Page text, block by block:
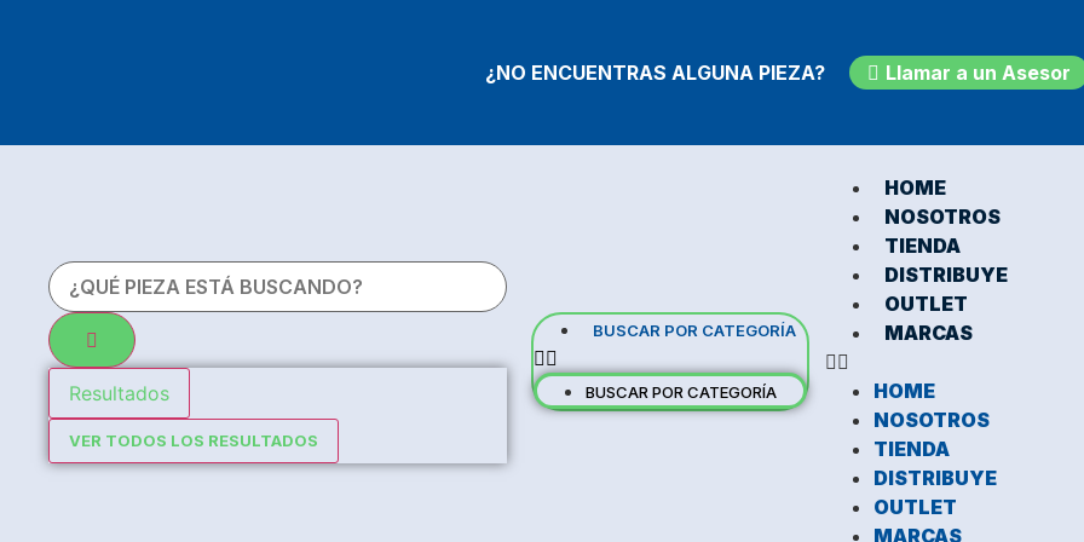
¿NO ENCUENTRAS ALGUNA PIEZA? Llamar a un Asesor
Resultados
VER TODOS LOS RESULTADOS
BUSCAR POR CATEGORÍA
BUSCAR POR CATEGORÍA
HOME
NOSOTROS
TIENDA
DISTRIBUYE
OUTLET
MARCAS
HOME
NOSOTROS
TIENDA
DISTRIBUYE
OUTLET
MARCAS